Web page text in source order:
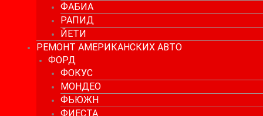
ФАБИА
РАПИД
ЙЕТИ
РЕМОНТ АМЕРИКАНСКИХ АВТО
ФОРД
ФОКУС
МОНДЕО
ФЬЮЖН
ФИЕСТА